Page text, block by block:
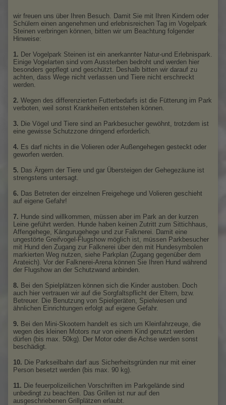
wir freuen uns über Ihren Besuch. Damit Sie mit Ihren Kindern oder
Schülern einen angenehmen und erlebnisreichen Tag im Vogelpark
Steinen verbringen können, bitten wir um Beachtung folgender
Hinweise:
1. Der Vogelpark Steinen ist ein anerkannter Natur-und Erlebnispark.
Einige Vogelarten sind vom Aussterben bedroht und werden hier
besonders gepflegt und geschützt. Deshalb bitten wir darauf zu
achten, dass Wege nicht verlassen und Tiere nicht erschreckt
werden.
2. Wegen des differenzierten Futterbedarfs ist die Fütterung im Park
verboten, weil sonst Krankheiten entstehen können.
3. Die Vögel und Tiere sind an Parkbesucher gewöhnt, trotzdem ist
eine gewisse Schutzzone dringend erforderlich.
4. Es darf nichts in die Volieren oder Außengehegen gesteckt oder
geworfen werden.
5. Das Ärgern der Tiere und gar Übersteigen der Gehegezäune ist
strengstens untersagt.
6. Das Betreten der einzelnen Freigehege und Volieren geschieht
auf eigene Gefahr!
7. Hunde sind willkommen, müssen aber im Park an der kurzen
Leine geführt werden. Hunde haben keinen Zutritt zum Sittichhaus,
Affengehege, Kängurugehege und zur Falknerei. Damit eine
ungestörte Greifvogel-Flugshow möglich ist, müssen Parkbesucher
mit Hund den Zugang zur Falknerei über den mit Hundesymbolen
markierten Weg nutzen, siehe Parkplan (Zugang gegenüber dem
Arateich). Vor der Falknerei-Arena können Sie Ihren Hund während
der Flugshow an der Schutzwand anbinden.
8. Bei den Spielplätzen können sich die Kinder austoben. Doch
auch hier vertrauen wir auf die Sorgfaltspflicht der Eltern, bzw.
Betreuer. Die Benutzung von Spielgeräten, Spielwiesen und
ähnlichen Einrichtungen erfolgt auf eigene Gefahr.
9. Bei den Mini-Skootern handelt es sich um Kleinfahrzeuge, die
wegen des kleinen Motors nur von einem Kind genutzt werden
dürfen (bis max. 50kg). Der Motor oder die Achse werden sonst
beschädigt.
10. Die Parkseilbahn darf aus Sicherheitsgründen nur mit einer
Person besetzt werden (bis max. 90 kg)
11. Die feuerpolizeilichen Vorschriften im Parkgelände sind
unbedingt zu beachten. Das Grillen ist nur auf den
ausgeschriebenen Grillplätzen erlaubt.
Wassertretanlage